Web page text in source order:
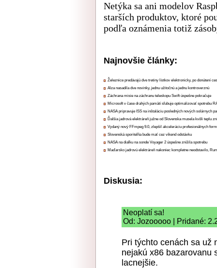
Netýka sa ani modelov
starších produktov, ktoré
podľa oznámenia totiž
Najnovšie články:
Železnice predávajú dve tretiny lístkov elektronicky, po donútení
Alza nasadila dve novinky, jednu užitočnú a jednu kontroverznú
Záchrana misie na záchranu teleskopu Swift úspešne pokračuje
Microsoft v čase drahých pamätí sľubuje optimalizovať spotrebu
NASA pripravuje ISS na inštaláciu posledných nových solárnych
Ďalšia jadrová elektráreň južne od Slovenska musela kvôli teplu
Vydaný nový FFmpeg 9.0, zlepšil akceleráciu profesionálnych
Slovenská sporiteľňa bude mať cez víkend odstávku
NASA na diaľku na sonde Voyager 2 úspešne znížila spotrebu
Maďarsko jadrovú elektráreň nakoniec kompletne neodstavilo,
Diskusia:
Neoplatí sa!
Od: Jozooooo | Pridané:
Pri týchto cenách sa už
nejakú x86 bazarovanu
lacnejšie.